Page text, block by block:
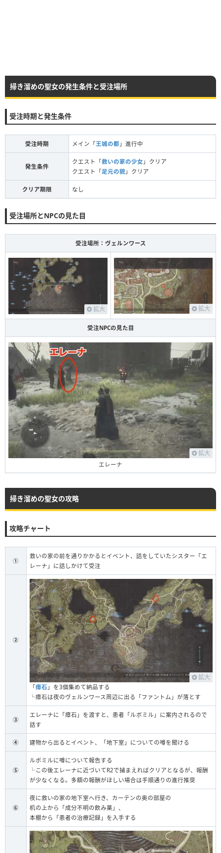
掃き溜めの聖女の発生条件と受注場所
受注時期と発生条件
受注時期 メイン「王城の都 」進行中
発生条件
クエスト「救いの家の少女 」クリア
クエスト「足元の貌 」クリア
クリア期限 なし
受注場所とNPCの見た目
受注場所：ヴェルンワース
拡大 拡大
受注NPCの見た目
拡大
エレーナ
掃き溜めの聖女の攻略
攻略チャート
①
救いの家の前を通りかかるとイベント、話をしていたシスター「エ
レーナ」に話しかけて受注
②
拡大
「瘴石 」を3個集めて納品する
└瘴石は夜のヴェルンワース周辺に出る「ファントム」が落とす
③
エレーナに「瘴石」を渡すと、患者「ルボミル」に案内されるので
話す
④ 建物から出るとイベント、「地下室」についての噂を聞ける
⑤
ルボミルに噂について報告する
└この後エレーナに近づいてR2で捕まえればクリアとなるが、報酬
が少なくなる。多額の報酬がほしい場合は手順通りの進行推奨
⑥
夜に救いの家の地下室へ行き、カーテンの奥の部屋の
机の上から「成分不明の飲み薬」、
本棚から「患者の治療記録」を入手する